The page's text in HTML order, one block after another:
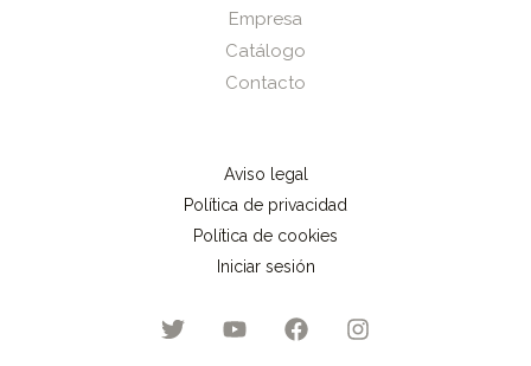
Empresa
Catálogo
Contacto
Aviso legal
Política de privacidad
Política de cookies
Iniciar sesión